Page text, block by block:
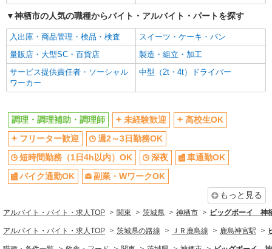
飲食・フード
調理・調理補助・調理師
同じ特徴から求人を探す
未経験歓迎
高校生OK
深夜
車通勤OK
副業・WワークOK
交通費支給
社会保険あり
まかない・食事補助
神栖市の人気の職種からバイト・アルバイト・パートを探す
入出庫・商品管理・検品・検査
スイーツ・ケーキ・パン
量販店・大型SC・百貨店
製造・組立・加工
サービス提供責任者・ソーシャル
ワーカー
中型（2t・4t）ドライバー
調理・調理補助・調理師 未経験歓迎
高校生OK
フリーター歓迎
週2～3日勤務OK
短時間勤務（1日4h以内）OK
深夜
車通勤OK
バイク通勤OK
副業・WワークOK
もっと見る
アルバイト・バイト・求人TOP 関東 茨城県 神栖市 ビッグボーイ 神
アルバイト・バイト・求人TOP 茨城県の路線 ＪＲ鹿島線 鹿島神宮駅